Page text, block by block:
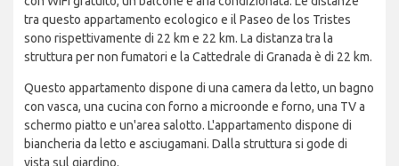
tra questo appartamento ecologico e il Paseo de los Tristes
sono rispettivamente di 22 km e 22 km. La distanza tra la
struttura per non fumatori e la Cattedrale di Granada è di 22 km.
Questo appartamento dispone di una camera da letto, un bagno
con vasca, una cucina con forno a microonde e forno, una TV a
schermo piatto e un'area salotto. L'appartamento dispone di
biancheria da letto e asciugamani. Dalla struttura si gode di
vista sul giardino.